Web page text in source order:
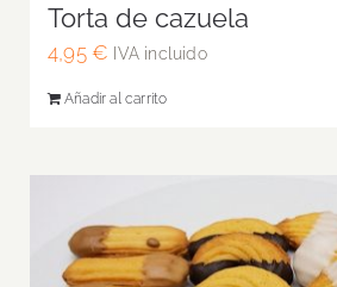
Torta de cazuela
4,95 € IVA incluido
Añadir al carrito